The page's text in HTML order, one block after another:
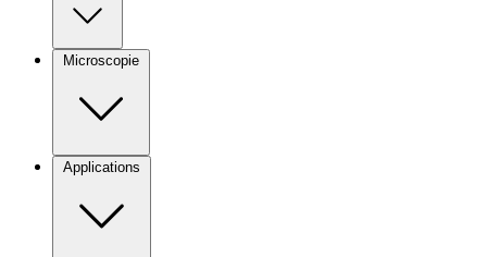
Microscopie
Applications